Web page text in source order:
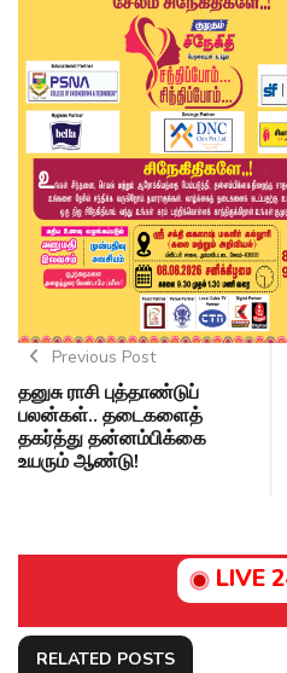
Previous Post
தனுசு ராசி புத்தாண்டுப்
பலன்கள்.. தடைகளைத்
தகர்த்து தன்னம்பிக்கை
உயரும் ஆண்டு!
LIVE
RELATED POSTS